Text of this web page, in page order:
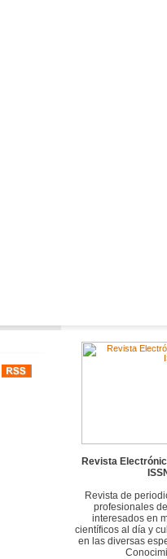
Revista
Revista de
profesionales
interesados en
científicos al día y
en las diversas